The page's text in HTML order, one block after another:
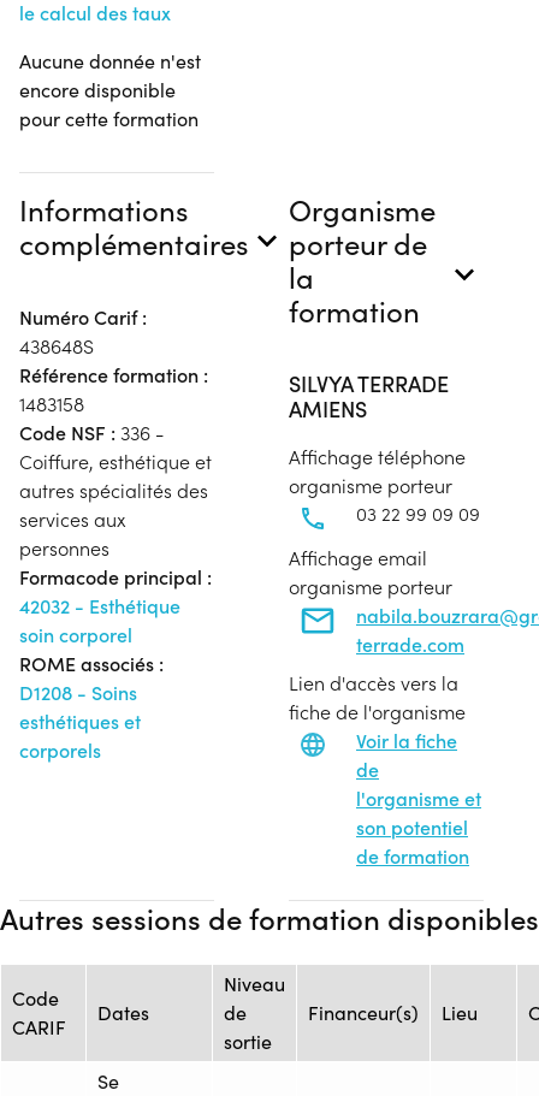
le calcul des taux
Aucune donnée n'est
encore disponible
pour cette formation
Informations
complémentaires
Numéro Carif :
438648S
Référence formation :
1483158
Code NSF : 336 -
Coiffure, esthétique et
autres spécialités des
services aux
personnes
Formacode principal :
42032 - Esthétique
soin corporel
ROME associés :
D1208 - Soins
esthétiques et
corporels
Organisme
porteur de
la
formation
SILVYA TERRADE
AMIENS
Affichage téléphone
organisme porteur
03 22 99 09 09
Affichage email
organisme porteur
terrade.com
Lien d'accès vers la
fiche de l'organisme
Voir la fiche
de
l'organisme et
son potentiel
de formation
Autres sessions de formation disponibles
Code
CARIF
Dates
Niveau
de
sortie
Financeur(s) Lieu
Se